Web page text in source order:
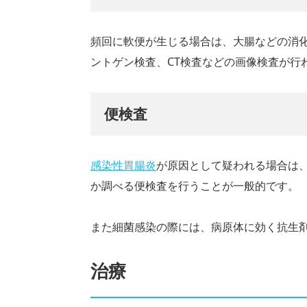
頻回に軟便が生じる場合は、大腸などの消
ントゲン検査、CT検査などの画像検査が
便検査
感染性胃腸炎が原因として疑われる場合は
か調べる便検査を行うことが一般的です。
また細菌感染の際には、病原体に効く抗
治療